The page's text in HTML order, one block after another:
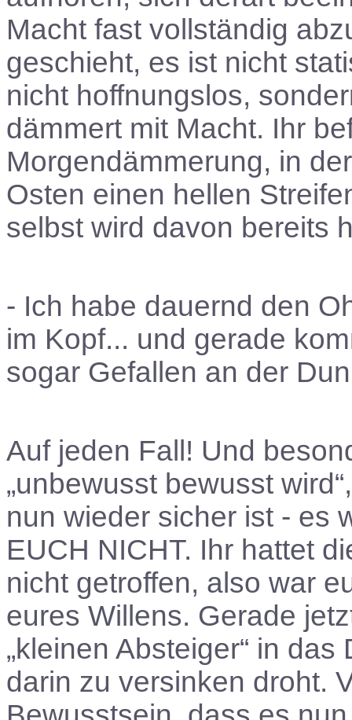
Macht fast vollständig
geschieht, es ist nicht
nicht hoffnungslos,
dämmert mit Macht. Ihr
Morgendämmerung, in
Osten einen hellen
selbst wird davon bereits
- Ich habe dauernd den
im Kopf... und gerade
sogar Gefallen an der
Auf jeden Fall! Und
„unbewusst bewusst
nun wieder sicher ist - es
EUCH NICHT. Ihr hattet
nicht getroffen, also war
eures Willens. Gerade
„kleinen Absteiger“ in
darin zu versinken droht.